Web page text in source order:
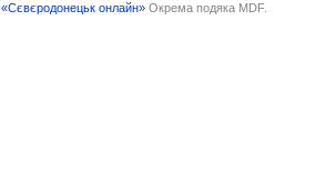
«Сєвєродонецьк онлайн» Окрема подяка MDF.